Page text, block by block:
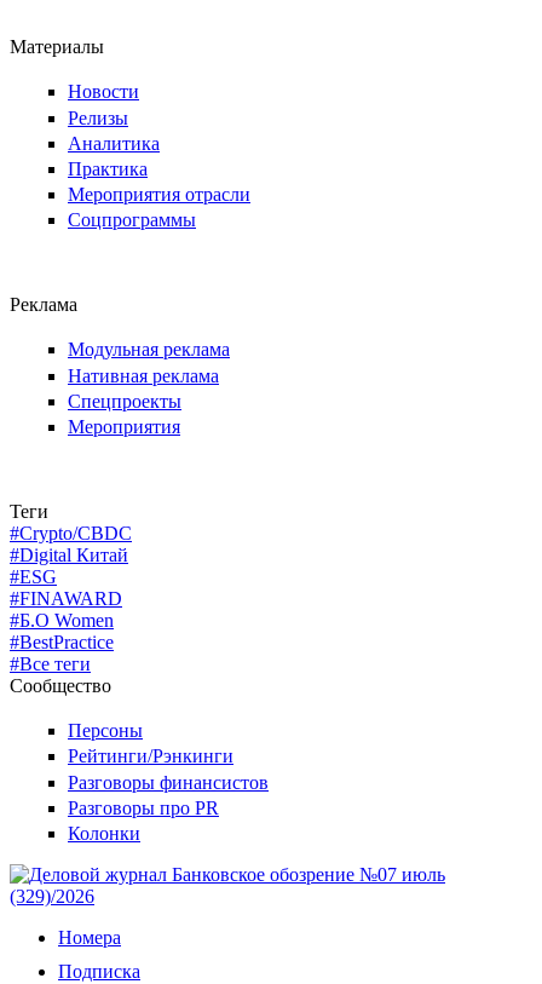
Материалы
Новости
Релизы
Аналитика
Практика
Мероприятия отрасли
Соцпрограммы
Реклама
Модульная реклама
Нативная реклама
Спецпроекты
Мероприятия
Теги
#Crypto/CBDC
#Digital Китай
#ESG
#FINAWARD
#Б.О Women
#BestPractice
#Все теги
Сообщество
Персоны
Рейтинги/Рэнкинги
Разговоры финансистов
Разговоры про PR
Колонки
Номера
Подписка